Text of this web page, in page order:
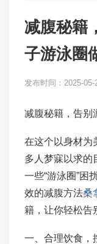
减腹秘籍
子游泳圈
发布时间：2025-
减腹秘籍，告别
在这个以身材为
多人梦寐以求的
一些“游泳圈”困
效的减腹方法桑
籍，让你轻松告
一、合理饮食，